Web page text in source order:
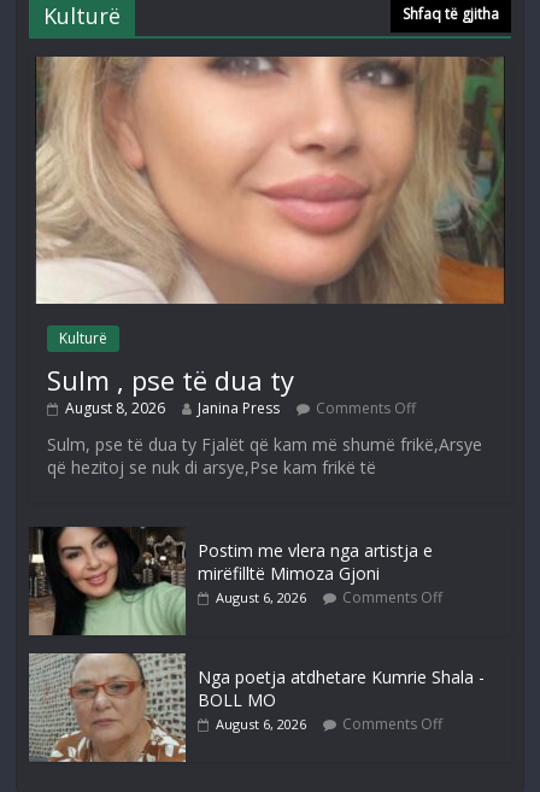
Kulturë Shfaq të gjitha
Kulturë
Sulm , pse të dua ty
August 8, 2026 Janina Press Comments Off
Sulm, pse të dua ty Fjalët që kam më shumë frikë,Arsye
që hezitoj se nuk di arsye,Pse kam frikë të
Postim me vlera nga artistja e
mirëfilltë Mimoza Gjoni
August 6, 2026 Comments Off
Nga poetja atdhetare Kumrie Shala -
BOLL MO
August 6, 2026 Comments Off